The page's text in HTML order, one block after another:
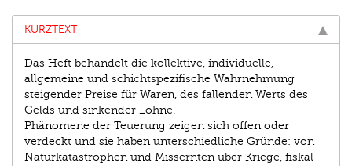
KURZTEXT
Das Heft behandelt die kollektive, individuelle,
allgemeine und schichtspezifische Wahrnehmung
steigender Preise für Waren, des fallenden Werts des
Gelds und sinkender Löhne.
Phänomene der Teuerung zeigen sich offen oder
verdeckt und sie haben unterschiedliche Gründe: von
Naturkatastrophen und Missernten über Kriege, fiskal-